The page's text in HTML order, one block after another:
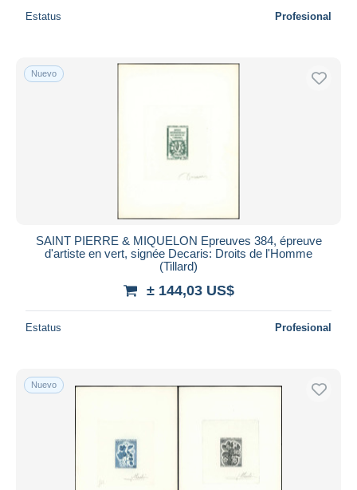
Estatus Profesional
Nuevo
SAINT PIERRE & MIQUELON Epreuves 384, épreuve
d'artiste en vert, signée Decaris: Droits de l'Homme
(Tillard)
± 144,03 US$
Estatus Profesional
Nuevo